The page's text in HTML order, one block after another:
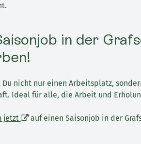
in der
nicht nur einen Arbeitsplatz,
Ideal für alle, die Arbeit und
jetzt
auf einen Saisonjob in der